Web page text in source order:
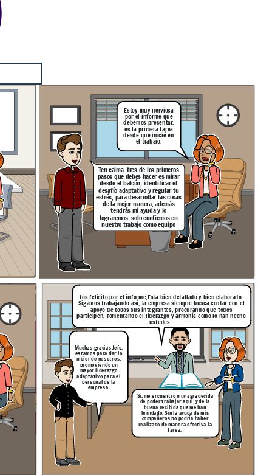
Estoy muy nerviosa
por el informe que
debemos presentar,
es la primera tarea
desde que inicié en
el trabajo.
Los felicito por el informe,Esta bien detallado y bien elaborado.
Sigamos trabajando así, la empresa siempre busca contar con el
apoyo de todos sus integrantes, procurando que todos
participen, fomentando el liderazgo y armonía como lo han hecho
ustedes .
Muchas gracias Jefe,
estamos para dar lo
mejor de nosotros,
promoviendo un
mayor liderazgo
adaptativo para el
personal de la
empresa.
Ten calma, tres de los primeros
pasos que debes hacer es mirar
desde el balcón, identificar el
desafío adaptativo y regular tu
estrés, para desarrollar las cosas
de la mejor manera, además
tendrás mi ayuda y lo
lograremos, solo confiemos en
nuestro trabajo como equipo
Si, me encuentro muy agradecida
de poder trabajar aquí, y de la
buena recibida que me han
brindado. Sin la ayuda de mis
compañeros no podría haber
realizado de manera efectiva la
tarea.